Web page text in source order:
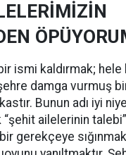
ismi kaldırmak;
damga vurmuş
Bunun adı iyi
ailelerinin
gerekçeye